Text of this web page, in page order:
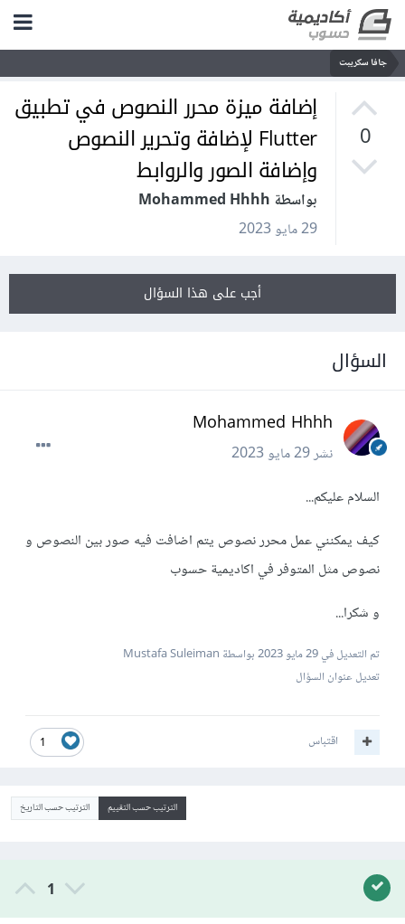
جافا سكريبت
0
إضافة ميزة محرر النصوص في تطبيق
Flutter لإضافة وتحرير النصوص
وإضافة الصور والروابط
بواسطة Mohammed Hhhh
29 مايو 2023
أجب على هذا السؤال
السؤال
Mohammed Hhhh
نشر29 مايو 2023
السلام عليكم...
كيف يمكنني عمل محرر نصوص يتم اضافت فيه صور بين النصوص و
نصوص مثل المتوفر في اكاديمية حسوب
و شكرا...
تم التعديل في29 مايو 2023
بواسطة Mustafa Suleiman
تعديل عنوان السؤال
1 اقتباس
الترتيب حسب التقييم الترتيب حسب التاريخ
1